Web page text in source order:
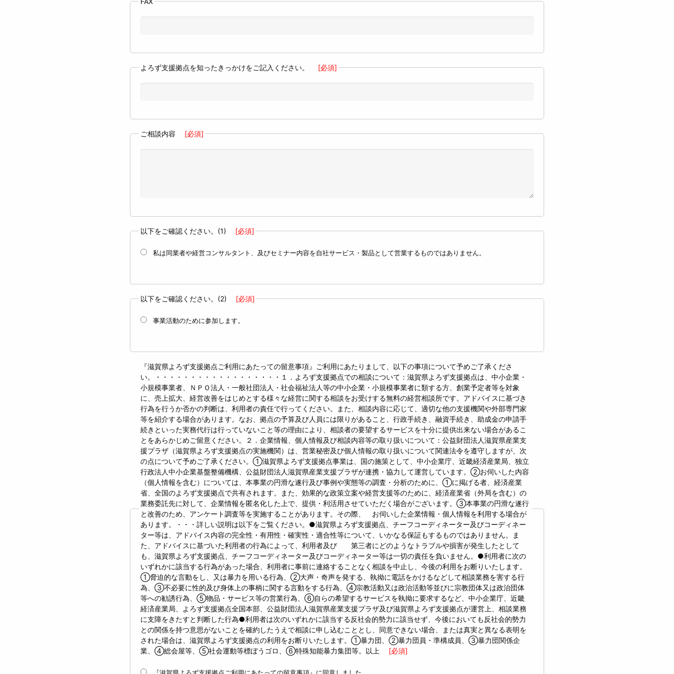
よろず支援拠点を知ったきっかけをご記入ください。 [必須]
ご相談内容 [必須]
以下をご確認ください。(1) [必須]
私は同業者や経営コンサルタント、及びセミナー内容を自社サービス・製品として営業するものではありません。
以下をご確認ください。(2) [必須]
事業活動のために参加します。
『滋賀県よろず支援拠点ご利用にあたっての留意事項』ご利用にあたりまして、以下の事項について予めご了承くださ
い。・・・・・・・・・・・・・・・・・・１．よろず支援拠点での相談について：滋賀県よろず支援拠点は、中小企業・
小規模事業者、ＮＰＯ法人・一般社団法人・社会福祉法人等の中小企業・小規模事業者に類する方、創業予定者等を対象
に、売上拡大、経営改善をはじめとする様々な経営に関する相談をお受けする無料の経営相談所です。アドバイスに基づき
行為を行うか否かの判断は、利用者の責任で行ってください。また、相談内容に応じて、適切な他の支援機関や外部専門家
等を紹介する場合があります。なお、拠点の予算及び人員には限りがあること、行政手続き、融資手続き、助成金の申請手
続きといった実務代行は行っていないこと等の理由により、相談者の要望するサービスを十分に提供出来ない場合があるこ
とをあらかじめご留意ください。２．企業情報、個人情報及び相談内容等の取り扱いについて：公益財団法人滋賀県産業支
援プラザ（滋賀県よろず支援拠点の実施機関）は、営業秘密及び個人情報の取り扱いについて関連法令を遵守しますが、次
の点について予めご了承ください。①滋賀県よろず支援拠点事業は、国の施策として、中小企業庁、近畿経済産業局、独立
行政法人中小企業基盤整備機構、公益財団法人滋賀県産業支援プラザが連携・協力して運営しています。②お伺いした内容
（個人情報を含む）については、本事業の円滑な遂行及び事例や実態等の調査・分析のために、①に掲げる者、経済産業
省、全国のよろず支援拠点で共有されます。また、効果的な政策立案や経営支援等のために、経済産業省（外局を含む）の
業務委託先に対して、企業情報を匿名化した上で、提供・利活用させていただく場合がございます。③本事業の円滑な遂行
と改善のため、アンケート調査等を実施することがあります。その際、 お伺いした企業情報・個人情報を利用する場合が
あります。・・・詳しい説明は以下をご覧ください。●滋賀県よろず支援拠点、チーフコーディネーター及びコーディネー
ター等は、アドバイス内容の完全性・有用性・確実性・適合性等について、いかなる保証もするものではありません。ま
た、アドバイスに基づいた利用者の行為によって、利用者及び 第三者にどのようなトラブルや損害が発生したとして
も、滋賀県よろず支援拠点、チーフコーディネーター及びコーディネーター等は一切の責任を負いません。●利用者に次の
いずれかに該当する行為があった場合、利用者に事前に連絡することなく相談を中止し、今後の利用をお断りいたします。
①脅迫的な言動をし、又は暴力を用いる行為、②大声・奇声を発する、執拗に電話をかけるなどして相談業務を害する行
為、③不必要に性的及び身体上の事柄に関する言動をする行為、④宗教活動又は政治活動等並びに宗教団体又は政治団体
等への勧誘行為、⑤物品・サービス等の営業行為、⑥自らの希望するサービスを執拗に要求するなど、中小企業庁、近畿
経済産業局、よろず支援拠点全国本部、公益財団法人滋賀県産業支援プラザ及び滋賀県よろず支援拠点が運営上、相談業務
に支障をきたすと判断した行為●利用者は次のいずれかに該当する反社会的勢力に該当せず、今後においても反社会的勢力
との関係を持つ意思がないことを確約したうえで相談に申し込むこととし、同意できない場合、または真実と異なる表明を
された場合は、滋賀県よろず支援拠点の利用をお断りいたします。①暴力団、②暴力団員・準構成員、③暴力団関係企
業、④総会屋等、⑤社会運動等標ぼうゴロ、⑥特殊知能暴力集団等。以上
[必須]